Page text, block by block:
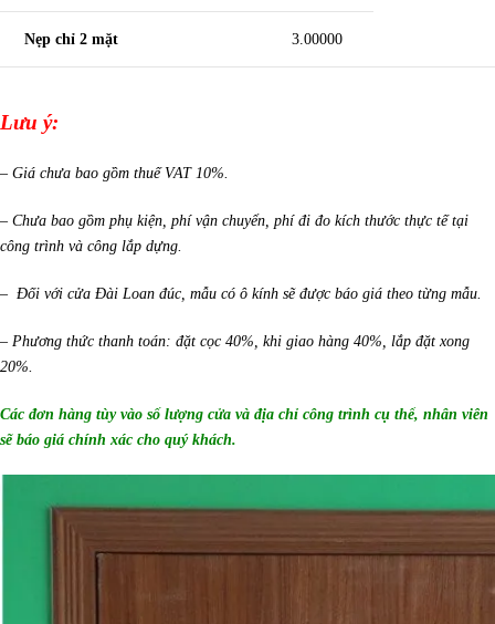
Nẹp chỉ 2 mặt 3.00000
Lưu ý:
– Giá chưa bao gồm thuế VAT 10%.
– Chưa bao gồm phụ kiện, phí vận chuyển, phí đi đo kích thước thực tế tại
công trình và công lắp dựng.
– Đối với cửa Đài Loan đúc, mẫu có ô kính sẽ được báo giá theo từng mẫu.
– Phương thức thanh toán: đặt cọc 40%, khi giao hàng 40%, lắp đặt xong
20%.
Các đơn hàng tùy vào số lượng cửa và địa chỉ công trình cụ thể, nhân viên
sẽ báo giá chính xác cho quý khách.